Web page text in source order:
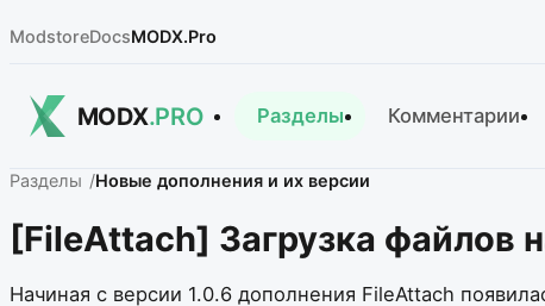
ModstoreDocsMODX.Pro
MODX.PRO Разделы Комментарии
Разделы Новые дополнения и их версии
[FileAttach] Загрузка файлов
Начиная с версии 1.0.6 дополнения FileAttach